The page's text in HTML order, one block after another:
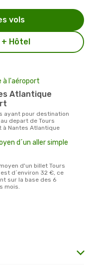
+ Hôtel
vols
à l'aéroport
depart de Tours
à Nantes Atlantique
d´un aller simple
d´environ 32 €, ce
sur la base des 6
mois.